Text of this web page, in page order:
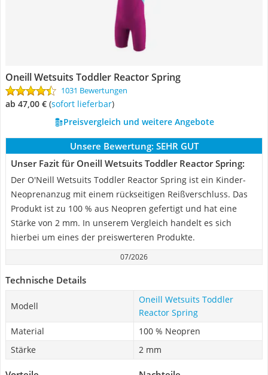
Oneill Wetsuits Toddler Reactor Spring
1031 Bewertungen
ab 47,00 € ( Sofort lieferbar)
Preisvergleich und weitere Angebote
Unsere Bewertung: SEHR GUT
Unser Fazit für Oneill Wetsuits Toddler Reactor Spring:
Der O'Neill Wetsuits Toddler Reactor Spring ist ein Kinder-
Neoprenanzug mit einem rückseitigen Reißverschluss. Das
Produkt ist zu 100 % aus Neopren gefertigt und hat eine
Stärke von 2 mm. In unserem Vergleich handelt es sich
hierbei um eines der preiswerteren Produkte.
07/2026
Technische Details
Modell
Oneill Wetsuits Toddler
Reactor Spring
Material
100 % Neopren
Stärke
2 mm